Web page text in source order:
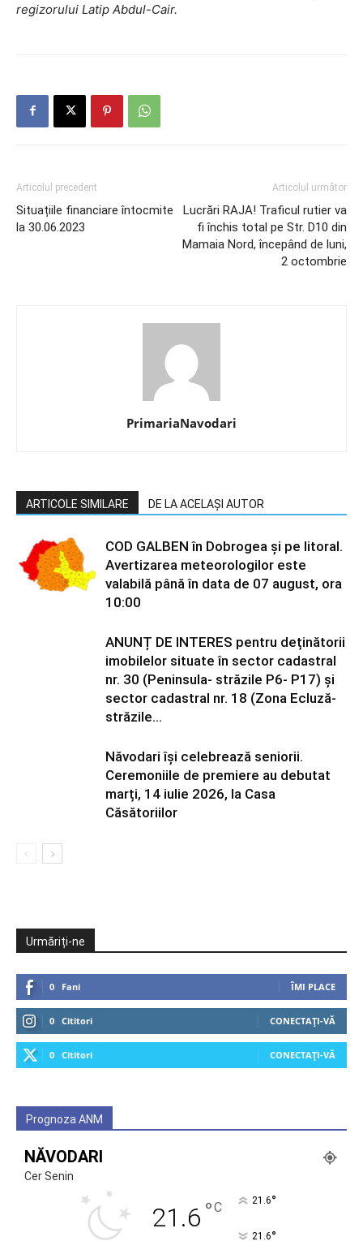
regizorului Latip Abdul-Cair.
Articolul precedent
Situațiile financiare întocmite
la 30.06.2023
Articolul următor
Lucrări RAJA! Traficul rutier va
fi închis total pe Str. D10 din
Mamaia Nord, începând de luni,
2 octombrie
PrimariaNavodari
ARTICOLE SIMILARE DE LA ACELAȘI AUTOR
COD GALBEN în Dobrogea și pe litoral.
Avertizarea meteorologilor este
valabilă până în data de 07 august, ora
10:00
ANUNȚ DE INTERES pentru deținătorii
imobilelor situate în sector cadastral
nr. 30 (Peninsula- străzile P6- P17) și
sector cadastral nr. 18 (Zona Ecluză-
străzile...
Năvodari își celebrează seniorii.
Ceremoniile de premiere au debutat
marți, 14 iulie 2026, la Casa
Căsătoriilor
Urmăriți-ne
0 Fani ÎMI PLACE
0 Cititori CONECTAȚI-VĂ
0 Cititori CONECTAȚI-VĂ
Prognoza ANM
NĂVODARI
Cer Senin
21.6 °C 21.6°
21.6°